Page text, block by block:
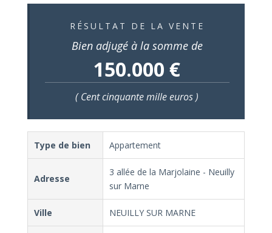
RÉSULTAT DE LA VENTE
Bien adjugé à la somme de
150.000 €
( Cent cinquante mille euros )
Type de bien Appartement
Adresse
3 allée de la Marjolaine - Neuilly
sur Marne
Ville NEUILLY SUR MARNE